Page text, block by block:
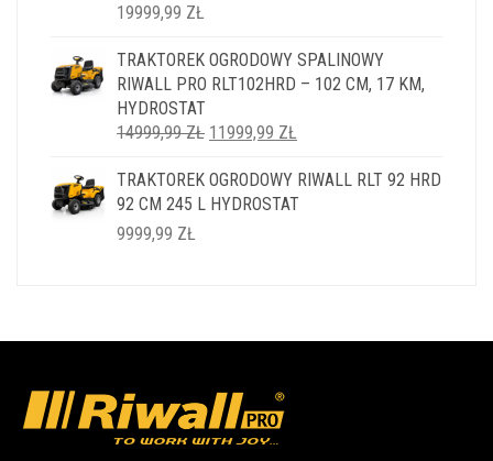
19999,99 ZŁ
TRAKTOREK OGRODOWY SPALINOWY
RIWALL PRO RLT102HRD – 102 CM, 17 KM,
HYDROSTAT
14999,99ZŁ PIERWOTNA
WYNOSIŁA:
14999,99 ZŁ.
11999,99 ZŁ
WYNOSI:
11999,99 ZŁ.
TRAKTOREK OGRODOWY RIWALL RLT 92 HRD
92 CM 245 L HYDROSTAT
9999,99 ZŁ